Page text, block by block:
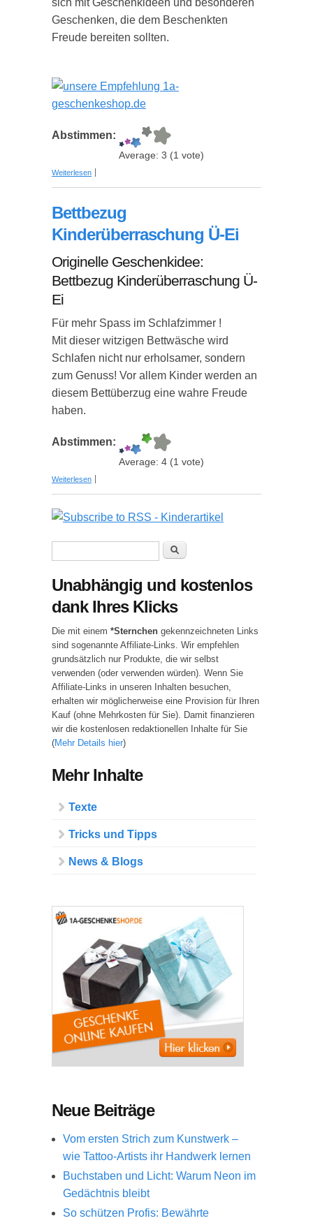
Geschenken, die dem Beschenkten
Freude bereiten sollten.
Abstimmen:
Average: 3 (1 vote)
Weiterlesen über Besondere Geschenke, Geschenkideen und
Bettbezug
Kinderüberraschung Ü-Ei
Originelle Geschenkidee:
Bettbezug Kinderüberraschung Ü-
Ei
Für mehr Spass im Schlafzimmer !
Mit dieser witzigen Bettwäsche wird
Schlafen nicht nur erholsamer, sondern
zum Genuss! Vor allem Kinder werden an
diesem Bettüberzug eine wahre Freude
haben.
Abstimmen:
Average: 4 (1 vote)
Weiterlesen über Bettbezug Kinderüberraschung Ü-Ei
Suche
Unabhängig und kostenlos
dank Ihres Klicks
Die mit einem *Sternchen gekennzeichneten Links
sind sogenannte Affiliate-Links. Wir empfehlen
grundsätzlich nur Produkte, die wir selbst
verwenden (oder verwenden würden). Wenn Sie
Affiliate-Links in unseren Inhalten besuchen,
erhalten wir möglicherweise eine Provision für Ihren
Kauf (ohne Mehrkosten für Sie). Damit finanzieren
wir die kostenlosen redaktionellen Inhalte für Sie
(Mehr Details hier)
Mehr Inhalte
Texte
Tricks und Tipps
News & Blogs
Neue Beiträge
Vom ersten Strich zum Kunstwerk –
wie Tattoo-Artists ihr Handwerk lernen
Buchstaben und Licht: Warum Neon im
Gedächtnis bleibt
So schützen Profis: Bewährte